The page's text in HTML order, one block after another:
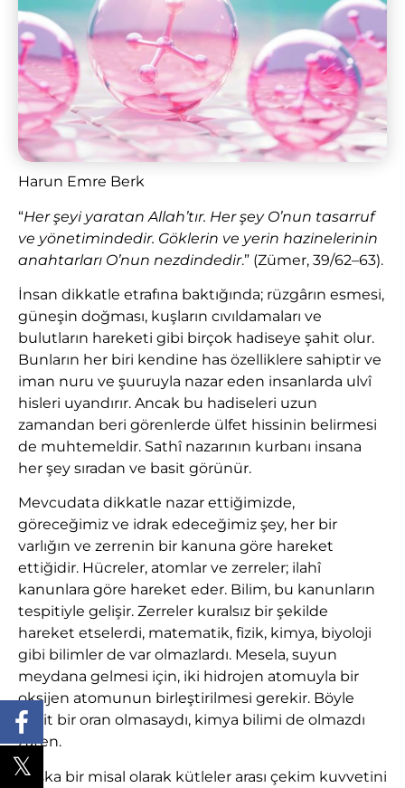
Harun Emre Berk
“Her şeyi yaratan Allah’tır. Her şey O’nun tasarruf
ve yönetimindedir. Göklerin ve yerin hazinelerinin
anahtarları O’nun nezdindedir.” (Zümer, 39/62–63).
İnsan dikkatle etrafına baktığında; rüzgârın esmesi,
güneşin doğması, kuşların cıvıldamaları ve
bulutların hareketi gibi birçok hadiseye şahit olur.
Bunların her biri kendine has özelliklere sahiptir ve
iman nuru ve şuuruyla nazar eden insanlarda ulvî
hisleri uyandırır. Ancak bu hadiseleri uzun
zamandan beri görenlerde ülfet hissinin belirmesi
de muhtemeldir. Sathî nazarının kurbanı insana
her şey sıradan ve basit görünür.
Mevcudata dikkatle nazar ettiğimizde,
göreceğimiz ve idrak edeceğimiz şey, her bir
varlığın ve zerrenin bir kanuna göre hareket
ettiğidir. Hücreler, atomlar ve zerreler; ilahî
kanunlara göre hareket eder. Bilim, bu kanunların
tespitiyle gelişir. Zerreler kuralsız bir şekilde
hareket etselerdi, matematik, fizik, kimya, biyoloji
gibi bilimler de var olmazlardı. Mesela, suyun
meydana gelmesi için, iki hidrojen atomuyla bir
oksijen atomunun birleştirilmesi gerekir. Böyle
sabit bir oran olmasaydı, kimya bilimi de olmazdı
zaten.
Başka bir misal olarak kütleler arası çekim kuvvetini